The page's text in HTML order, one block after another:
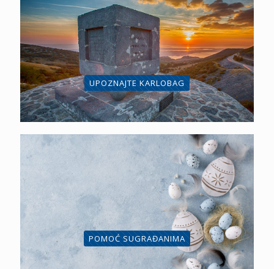
UPOZNAJTE KARLOBAG
POMOĆ SUGRAĐANIMA